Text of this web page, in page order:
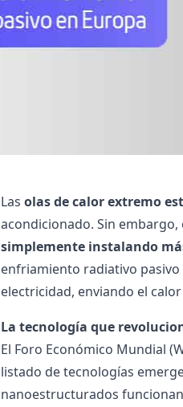
Las olas de calor extremo
acondicionado. Sin
simplemente instalando
enfriamiento radiativo
electricidad, enviando el
La tecnología que
El Foro Económico Mundial
listado de tecnologías
nanoestructurados